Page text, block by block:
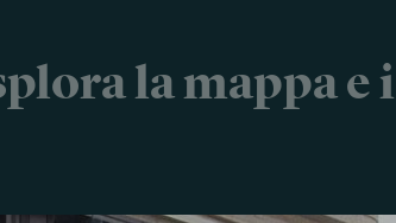
la mappa e i